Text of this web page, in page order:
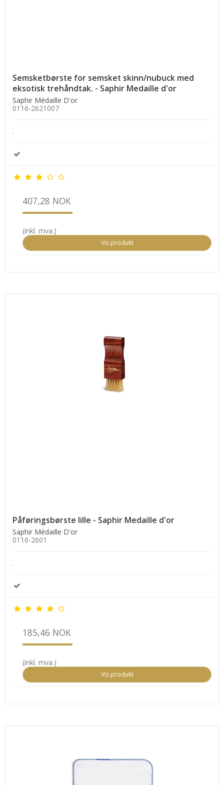
Semsketbørste for semsket skinn/nubuck med
eksotisk trehåndtak. - Saphir Medaille d'or
Saphir Médaille D'or
0116-2621007
.
407,28 NOK
(inkl. mva.)
Vis produkt
Påføringsbørste lille - Saphir Medaille d'or
Saphir Médaille D'or
0116-2601
.
185,46 NOK
(inkl. mva.)
Vis produkt